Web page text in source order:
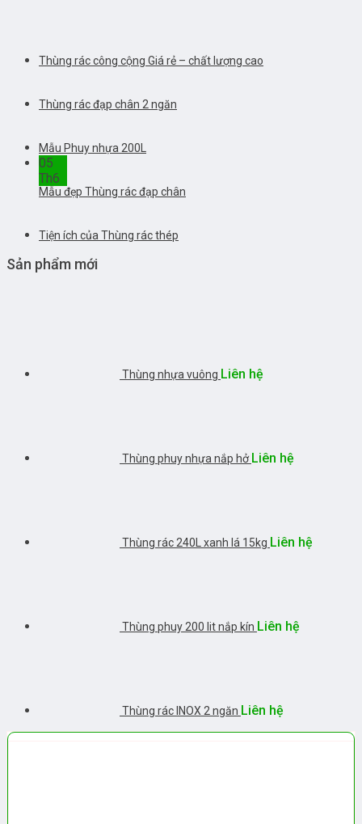
Thùng rác công cộng Giá rẻ – chất lượng cao
Thùng rác đạp chân 2 ngăn
Mẫu Phuy nhựa 200L
05
Th6
Mẫu đẹp Thùng rác đạp chân
Tiện ích của Thùng rác thép
Sản phẩm mới
Thùng nhựa vuông Liên hệ
Thùng phuy nhựa nắp hở Liên hệ
Thùng rác 240L xanh lá 15kg Liên hệ
Thùng phuy 200 lit nắp kín Liên hệ
Thùng rác INOX 2 ngăn Liên hệ